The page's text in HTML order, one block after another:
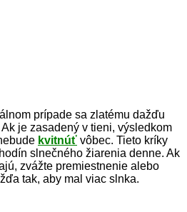
prípade sa zlatému dažďu
je zasadený v tieni, výsledkom
kvitnúť vôbec. Tieto kríky
slnečného žiarenia denne. Ak
zvážte premiestnenie alebo
tak, aby mal viac slnka.